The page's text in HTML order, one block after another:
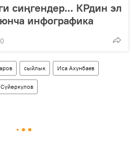
сиңгендер... КРдин эл
инфографика
сыйлык Иса Ахунбаев